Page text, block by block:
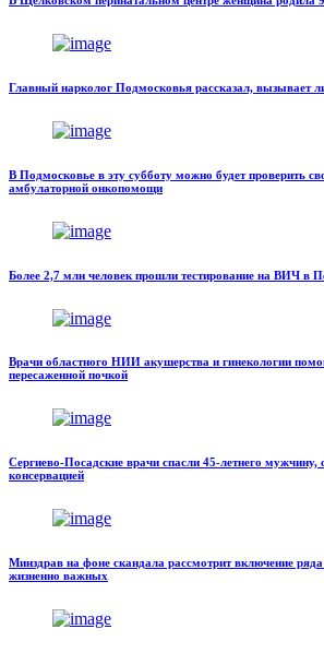
Главный нарколог Подмосковья рассказал, вызывает
В Подмосковье в эту субботу можно будет проверить
амбулаторной онкопомощи
Более 2,7 млн человек прошли тестирование на ВИЧ в
Врачи областного НИИ акушерства и гинекологии
пересаженной почкой
Сергиево-Посадские врачи спасли 45-летнего
консервацией
Минздрав на фоне скандала рассмотрит включение ряда
жизненно важных